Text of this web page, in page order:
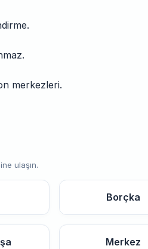
merkezleri.
ulaşın.
Borçka
Merkez